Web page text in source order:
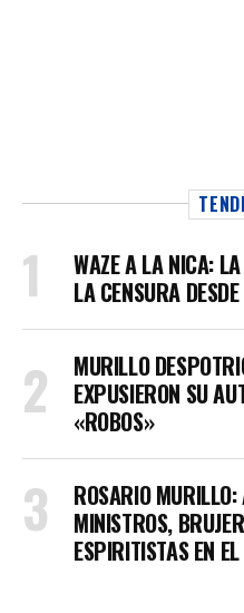
WAZE A LA NICA:
LA CENSURA
MURILLO
EXPUSIERON SU
«ROBOS»
ROSARIO
MINISTROS,
ESPIRITISTAS EN